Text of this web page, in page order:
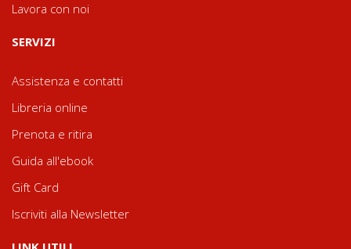
Lavora con noi
SERVIZI
Assistenza e contatti
Libreria online
Prenota e ritira
Guida all'ebook
Gift Card
Iscriviti alla Newsletter